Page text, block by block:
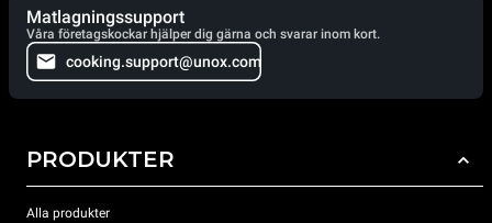
Matlagningssupport
Våra företagskockar hjälper dig gärna och svarar inom kort.
cooking.support@unox.com
PRODUKTER
Alla produkter